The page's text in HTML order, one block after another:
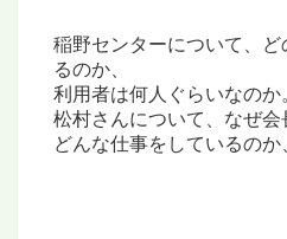
稲野センターについて、
るのか、
利用者は何人ぐらいなのか
松村さんについて、なぜ会
どんな仕事をしているの